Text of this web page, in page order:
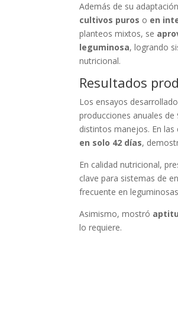
Además de su
cultivos puros o en
planteos mixtos, se
leguminosa, logrando
nutricional.
Resultados
Los ensayos
producciones anuales de
distintos manejos. En
en solo 42 días,
En calidad nutricional,
clave para sistemas de
frecuente en
Asimismo, mostró
lo requiere.